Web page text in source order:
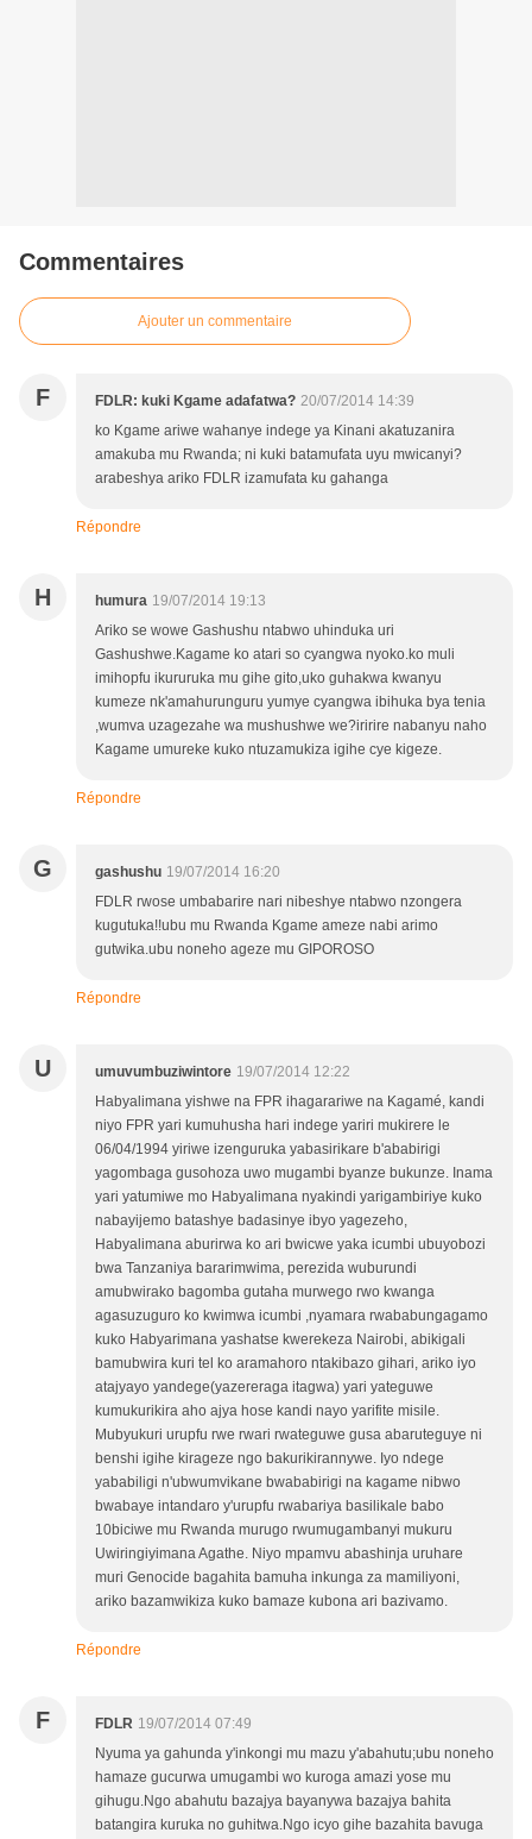
Commentaires
Ajouter un commentaire
F FDLR: kuki Kgame adafatwa? 20/07/2014 14:39
ko Kgame ariwe wahanye indege ya Kinani akatuzanira
amakuba mu Rwanda; ni kuki batamufata uyu mwicanyi?
arabeshya ariko FDLR izamufata ku gahanga
Répondre
H humura 19/07/2014 19:13
Ariko se wowe Gashushu ntabwo uhinduka uri
Gashushwe.Kagame ko atari so cyangwa nyoko.ko muli
imihopfu ikururuka mu gihe gito,uko guhakwa kwanyu
kumeze nk'amahurunguru yumye cyangwa ibihuka bya tenia
,wumva uzagezahe wa mushushwe we?iririre nabanyu naho
Kagame umureke kuko ntuzamukiza igihe cye kigeze.
Répondre
G gashushu 19/07/2014 16:20
FDLR rwose umbabarire nari nibeshye ntabwo nzongera
kugutuka!!ubu mu Rwanda Kgame ameze nabi arimo
gutwika.ubu noneho ageze mu GIPOROSO
Répondre
U umuvumbuziwintore 19/07/2014 12:22
Habyalimana yishwe na FPR ihagarariwe na Kagamé, kandi
niyo FPR yari kumuhusha hari indege yariri mukirere le
06/04/1994 yiriwe izenguruka yabasirikare b'ababirigi
yagombaga gusohoza uwo mugambi byanze bukunze. Inama
yari yatumiwe mo Habyalimana nyakindi yarigambiriye kuko
nabayijemo batashye badasinye ibyo yagezeho,
Habyalimana aburirwa ko ari bwicwe yaka icumbi ubuyobozi
bwa Tanzaniya bararimwima, perezida wuburundi
amubwirako bagomba gutaha murwego rwo kwanga
agasuzuguro ko kwimwa icumbi ,nyamara rwababungagamo
kuko Habyarimana yashatse kwerekeza Nairobi, abikigali
bamubwira kuri tel ko aramahoro ntakibazo gihari, ariko iyo
atajyayo yandege(yazereraga itagwa) yari yateguwe
kumukurikira aho ajya hose kandi nayo yarifite misile.
Mubyukuri urupfu rwe rwari rwateguwe gusa abaruteguye ni
benshi igihe kirageze ngo bakurikirannywe. Iyo ndege
yababiligi n'ubwumvikane bwababirigi na kagame nibwo
bwabaye intandaro y'urupfu rwabariya basilikale babo
10biciwe mu Rwanda murugo rwumugambanyi mukuru
Uwiringiyimana Agathe. Niyo mpamvu abashinja uruhare
muri Genocide bagahita bamuha inkunga za mamiliyoni,
ariko bazamwikiza kuko bamaze kubona ari bazivamo.
Répondre
F FDLR 19/07/2014 07:49
Nyuma ya gahunda y'inkongi mu mazu y'abahutu;ubu noneho
hamaze gucurwa umugambi wo kuroga amazi yose mu
gihugu.Ngo abahutu bazajya bayanywa bazajya bahita
batangira kuruka no guhitwa.Ngo icyo gihe bazahita bavuga